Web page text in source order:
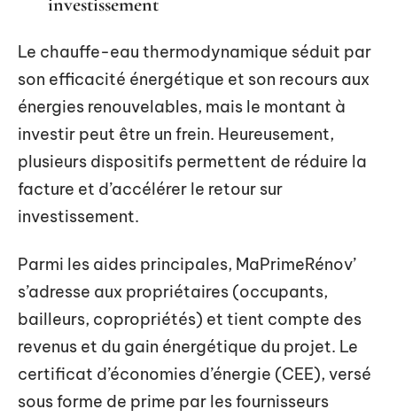
Le chauffe-eau thermodynamique séduit par
son efficacité énergétique et son recours aux
énergies renouvelables, mais le montant à
investir peut être un frein. Heureusement,
plusieurs dispositifs permettent de réduire la
facture et d’accélérer le retour sur
investissement.
Parmi les aides principales, MaPrimeRénov’
s’adresse aux propriétaires (occupants,
bailleurs, copropriétés) et tient compte des
revenus et du gain énergétique du projet. Le
certificat d’économies d’énergie (CEE), versé
sous forme de prime par les fournisseurs